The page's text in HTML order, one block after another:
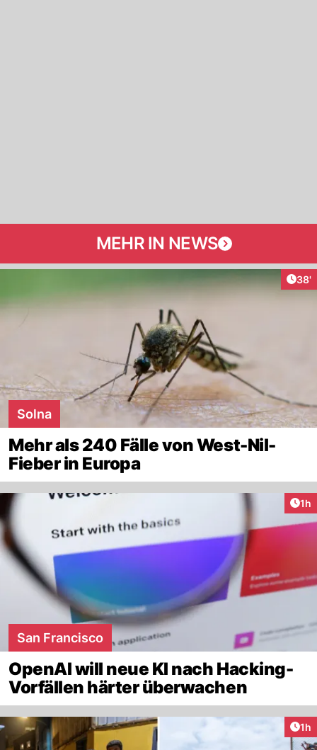
MEHR IN NEWS
38'
Solna
Mehr als 240 Fälle von West-Nil-
Fieber in Europa
1h
San Francisco
OpenAI will neue KI nach Hacking-
Vorfällen härter überwachen
1h